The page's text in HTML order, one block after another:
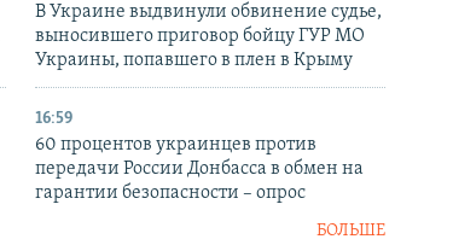
В Украине выдвинули обвинение судье,
выносившего приговор бойцу ГУР МО
Украины, попавшего в плен в Крыму
16:59
60 процентов украинцев против
передачи России Донбасса в обмен на
гарантии безопасности – опрос
БОЛЬШЕ